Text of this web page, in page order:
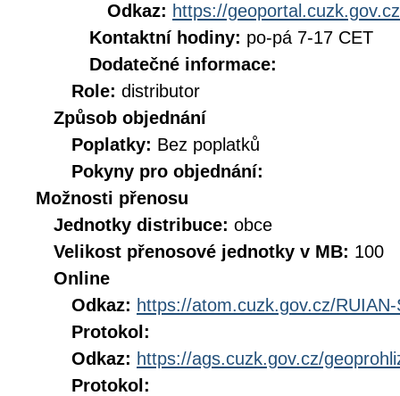
Odkaz: https://geoportal.cuzk.gov.cz
Kontaktní hodiny: po-pá 7-17 CET
Dodatečné informace:
Role: distributor
Způsob objednání
Poplatky: Bez poplatků
Pokyny pro objednání:
Možnosti přenosu
Jednotky distribuce: obce
Velikost přenosové jednotky v MB: 100
Online
Odkaz: https://atom.cuzk.gov.cz/
Protokol:
Odkaz: https://ags.cuzk.gov.cz/
Protokol: